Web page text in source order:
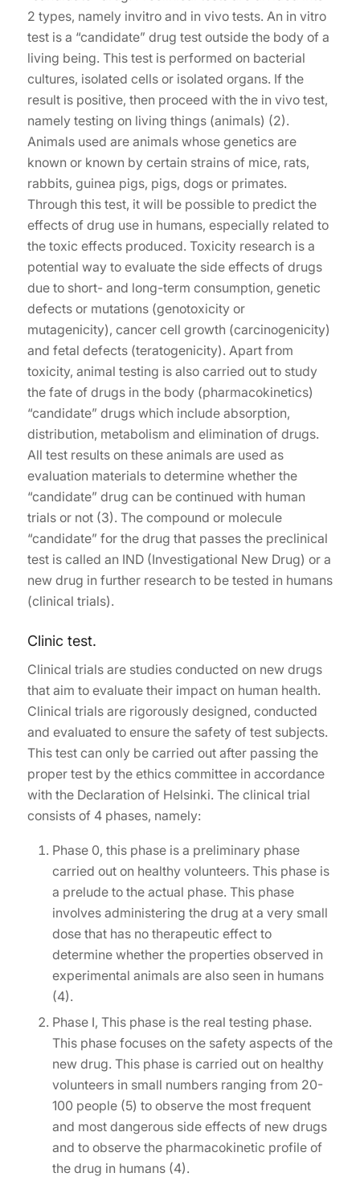
2 types, namely invitro and in vivo tests. An in vitro
test is a “candidate” drug test outside the body of a
living being. This test is performed on bacterial
cultures, isolated cells or isolated organs. If the
result is positive, then proceed with the in vivo test,
namely testing on living things (animals) (2).
Animals used are animals whose genetics are
known or known by certain strains of mice, rats,
rabbits, guinea pigs, pigs, dogs or primates.
Through this test, it will be possible to predict the
effects of drug use in humans, especially related to
the toxic effects produced. Toxicity research is a
potential way to evaluate the side effects of drugs
due to short- and long-term consumption, genetic
defects or mutations (genotoxicity or
mutagenicity), cancer cell growth (carcinogenicity)
and fetal defects (teratogenicity). Apart from
toxicity, animal testing is also carried out to study
the fate of drugs in the body (pharmacokinetics)
“candidate” drugs which include absorption,
distribution, metabolism and elimination of drugs.
All test results on these animals are used as
evaluation materials to determine whether the
“candidate” drug can be continued with human
trials or not (3). The compound or molecule
“candidate” for the drug that passes the preclinical
test is called an IND (Investigational New Drug) or a
new drug in further research to be tested in humans
(clinical trials).
Clinic test.
Clinical trials are studies conducted on new drugs
that aim to evaluate their impact on human health.
Clinical trials are rigorously designed, conducted
and evaluated to ensure the safety of test subjects.
This test can only be carried out after passing the
proper test by the ethics committee in accordance
with the Declaration of Helsinki. The clinical trial
consists of 4 phases, namely:
Phase 0, this phase is a preliminary phase
carried out on healthy volunteers. This phase is
a prelude to the actual phase. This phase
involves administering the drug at a very small
dose that has no therapeutic effect to
determine whether the properties observed in
experimental animals are also seen in humans
(4).
Phase I, This phase is the real testing phase.
This phase focuses on the safety aspects of the
new drug. This phase is carried out on healthy
volunteers in small numbers ranging from 20-
100 people (5) to observe the most frequent
and most dangerous side effects of new drugs
and to observe the pharmacokinetic profile of
the drug in humans (4).